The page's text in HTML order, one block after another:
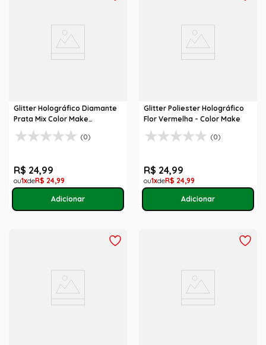
Glitter Holográfico Diamante
Prata Mix Color Make
Maquiagem Carnaval
(0)
R$ 24,99
1 R$ 24,99
Glitter Poliester Holográfico
Flor Vermelha - Color Make
(0)
R$ 24,99
1 R$ 24,99